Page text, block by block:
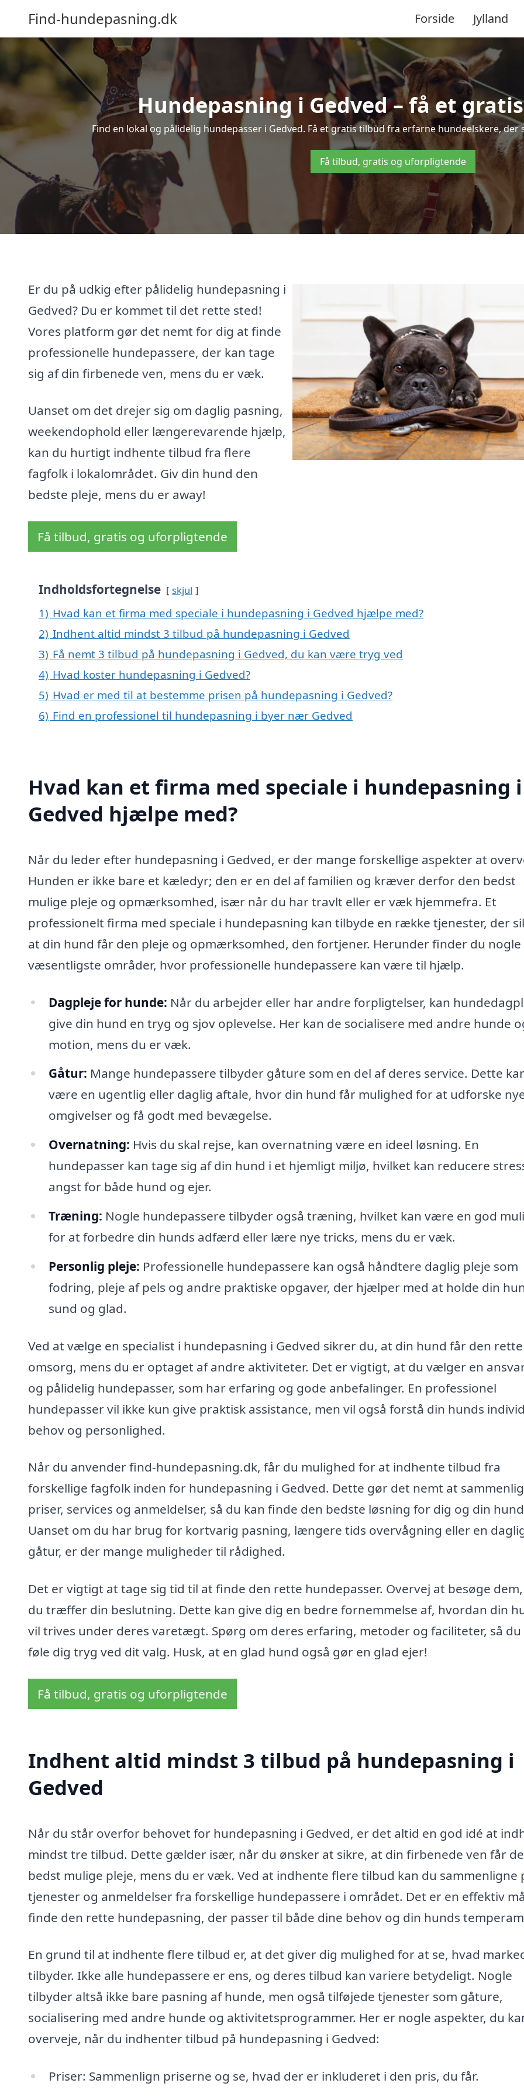
Find-hundepasning.dk Forside Jylland
Hundepasning i Gedved – få et
Find en lokal og pålidelig hundepasser i Gedved. Få et gratis tilbud fra erfarne hundeelskere,
Få tilbud, gratis og uforpligtende
Er du på udkig efter pålidelig hundepasning i
Gedved? Du er kommet til det rette sted!
Vores platform gør det nemt for dig at finde
professionelle hundepassere, der kan tage
sig af din firbenede ven, mens du er væk.
Uanset om det drejer sig om daglig pasning,
weekendophold eller længerevarende hjælp,
kan du hurtigt indhente tilbud fra flere
fagfolk i lokalområdet. Giv din hund den
bedste pleje, mens du er away!
Få tilbud, gratis og uforpligtende
Indholdsfortegnelse skjul
1) Hvad kan et firma med speciale i hundepasning i Gedved hjælpe med?
2) Indhent altid mindst 3 tilbud på hundepasning i Gedved
3) Få nemt 3 tilbud på hundepasning i Gedved, du kan være tryg ved
4) Hvad koster hundepasning i Gedved?
5) Hvad er med til at bestemme prisen på hundepasning i Gedved?
6) Find en professionel til hundepasning i byer nær Gedved
Hvad kan et firma med speciale i hundepasning i
Gedved hjælpe med?
Når du leder efter hundepasning i Gedved, er der mange forskellige aspekter at
Hunden er ikke bare et kæledyr; den er en del af familien og kræver derfor den bedst
mulige pleje og opmærksomhed, især når du har travlt eller er væk hjemmefra. Et
professionelt firma med speciale i hundepasning kan tilbyde en række tjenester, der
at din hund får den pleje og opmærksomhed, den fortjener. Herunder finder du nogle
væsentligste områder, hvor professionelle hundepassere kan være til hjælp.
Dagpleje for hunde: Når du arbejder eller har andre forpligtelser, kan
give din hund en tryg og sjov oplevelse. Her kan de socialisere med andre hunde
motion, mens du er væk.
Gåtur: Mange hundepassere tilbyder gåture som en del af deres service. Dette
være en ugentlig eller daglig aftale, hvor din hund får mulighed for at udforske
omgivelser og få godt med bevægelse.
Overnatning: Hvis du skal rejse, kan overnatning være en ideel løsning. En
hundepasser kan tage sig af din hund i et hjemligt miljø, hvilket kan reducere
angst for både hund og ejer.
Træning: Nogle hundepassere tilbyder også træning, hvilket kan være en god
for at forbedre din hunds adfærd eller lære nye tricks, mens du er væk.
Personlig pleje: Professionelle hundepassere kan også håndtere daglig pleje som
fodring, pleje af pels og andre praktiske opgaver, der hjælper med at holde din
sund og glad.
Ved at vælge en specialist i hundepasning i Gedved sikrer du, at din hund får den rette
omsorg, mens du er optaget af andre aktiviteter. Det er vigtigt, at du vælger en
og pålidelig hundepasser, som har erfaring og gode anbefalinger. En professionel
hundepasser vil ikke kun give praktisk assistance, men vil også forstå din hunds
behov og personlighed.
Når du anvender find-hundepasning.dk, får du mulighed for at indhente tilbud fra
forskellige fagfolk inden for hundepasning i Gedved. Dette gør det nemt at
priser, services og anmeldelser, så du kan finde den bedste løsning for dig og din
Uanset om du har brug for kortvarig pasning, længere tids overvågning eller en
gåtur, er der mange muligheder til rådighed.
Det er vigtigt at tage sig tid til at finde den rette hundepasser. Overvej at besøge
du træffer din beslutning. Dette kan give dig en bedre fornemmelse af, hvordan din
vil trives under deres varetægt. Spørg om deres erfaring, metoder og faciliteter, så du
føle dig tryg ved dit valg. Husk, at en glad hund også gør en glad ejer!
Få tilbud, gratis og uforpligtende
Indhent altid mindst 3 tilbud på hundepasning i
Gedved
Når du står overfor behovet for hundepasning i Gedved, er det altid en god idé at
mindst tre tilbud. Dette gælder især, når du ønsker at sikre, at din firbenede ven får
bedst mulige pleje, mens du er væk. Ved at indhente flere tilbud kan du sammenligne
tjenester og anmeldelser fra forskellige hundepassere i området. Det er en effektiv
finde den rette hundepasning, der passer til både dine behov og din hunds
En grund til at indhente flere tilbud er, at det giver dig mulighed for at se, hvad
tilbyder. Ikke alle hundepassere er ens, og deres tilbud kan variere betydeligt. Nogle
tilbyder altså ikke bare pasning af hunde, men også tilføjede tjenester som gåture,
socialisering med andre hunde og aktivitetsprogrammer. Her er nogle aspekter, du
overveje, når du indhenter tilbud på hundepasning i Gedved:
Priser: Sammenlign priserne og se, hvad der er inkluderet i den pris, du får.